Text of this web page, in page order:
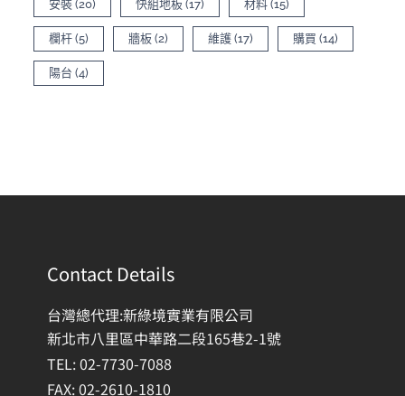
安裝 (20) 快組地板 (17) 材料 (15)
欄杆 (5) 牆板 (2) 維護 (17) 購買 (14)
陽台 (4)
Contact Details
台灣總代理:新綠境實業有限公司
新北市八里區中華路二段165巷2-1號
TEL: 02-7730-7088
FAX: 02-2610-1810